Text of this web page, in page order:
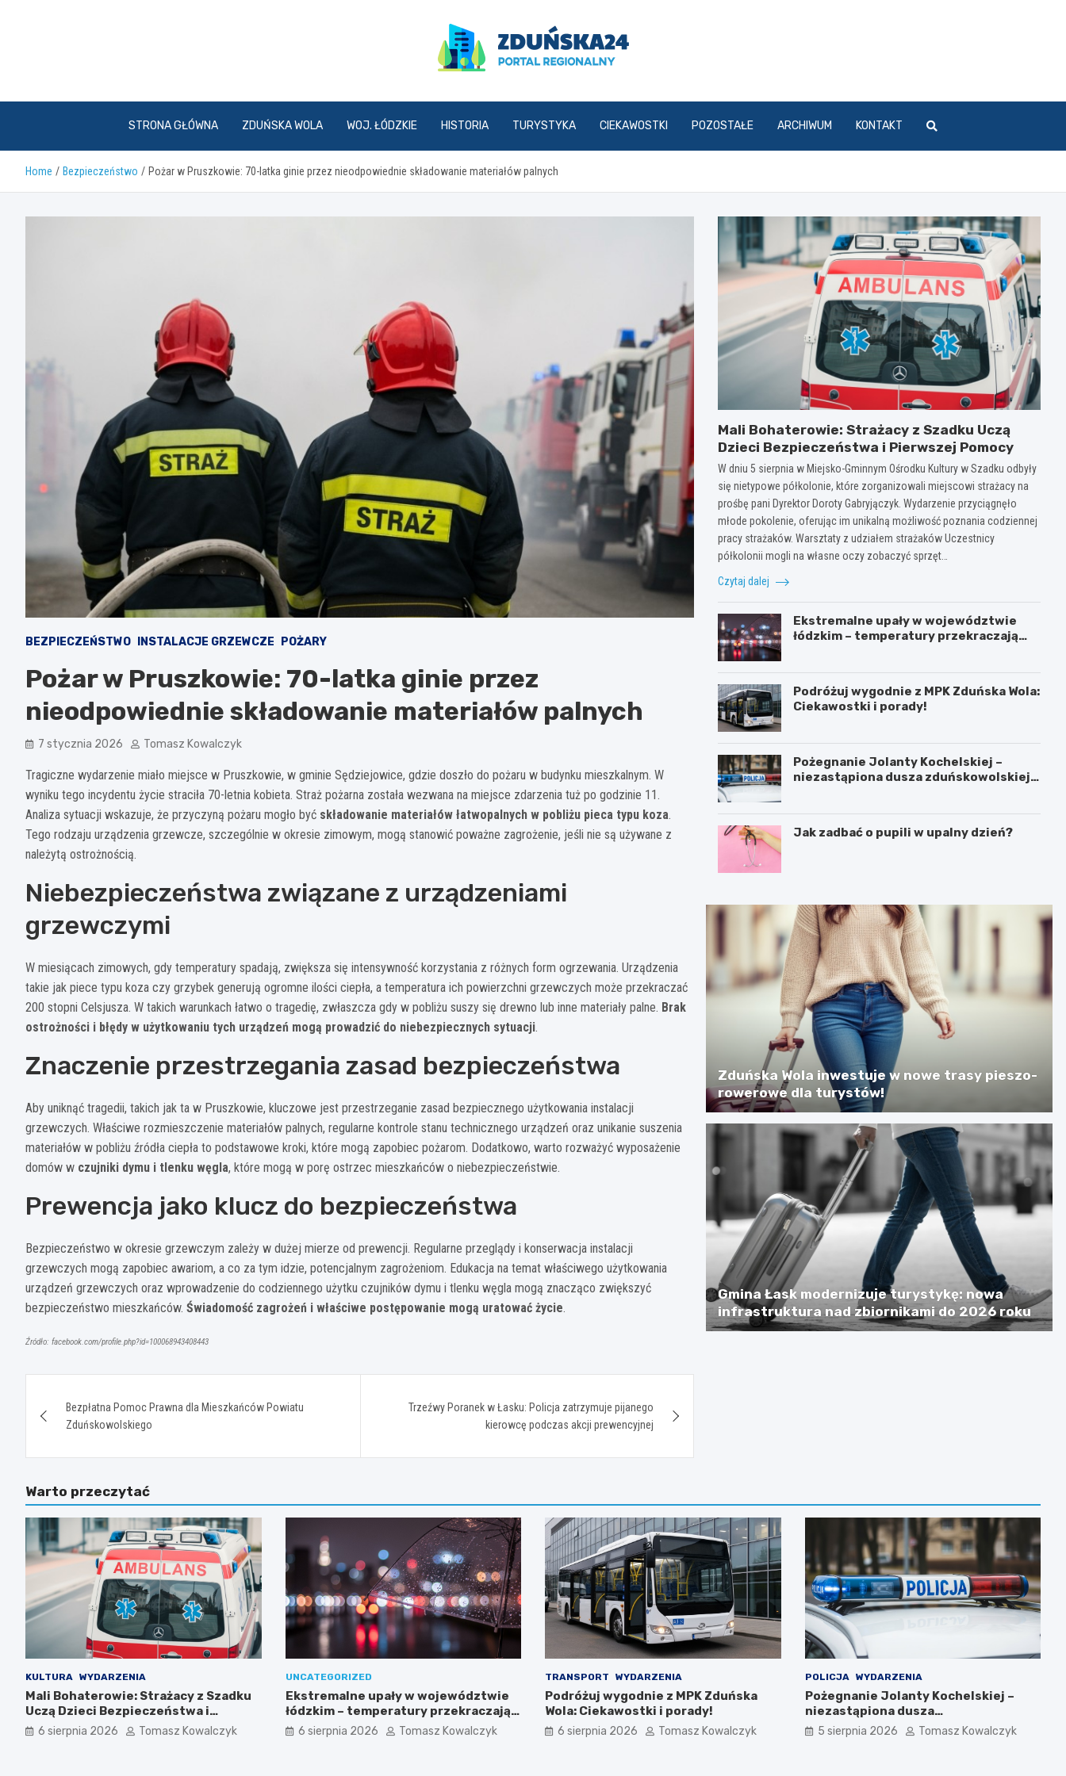
zdunska24.pl
STRONA GŁÓWNA ZDUŃSKA WOLA WOJ. ŁÓDZKIE HISTORIA TURYSTYKA CIEKAWOSTKI POZOSTAŁE ARCHIWUM KONTAKT
Home Bezpieczeństwo Pożar w Pruszkowie: 70-latka ginie przez nieodpowiednie składowanie materiałów palnych
BEZPIECZEŃSTWO INSTALACJE GRZEWCZE POŻARY
Pożar w Pruszkowie: 70-latka ginie przez
nieodpowiednie składowanie materiałów palnych
7 stycznia 2026 Tomasz Kowalczyk
Tragiczne wydarzenie miało miejsce w Pruszkowie, w gminie Sędziejowice, gdzie doszło do pożaru w budynku mieszkalnym. W
wyniku tego incydentu życie straciła 70-letnia kobieta. Straż pożarna została wezwana na miejsce zdarzenia tuż po godzinie 11.
Analiza sytuacji wskazuje, że przyczyną pożaru mogło być składowanie materiałów łatwopalnych w pobliżu pieca typu koza.
Tego rodzaju urządzenia grzewcze, szczególnie w okresie zimowym, mogą stanowić poważne zagrożenie, jeśli nie są używane z
należytą ostrożnością.
Niebezpieczeństwa związane z urządzeniami
grzewczymi
W miesiącach zimowych, gdy temperatury spadają, zwiększa się intensywność korzystania z różnych form ogrzewania. Urządzenia
takie jak piece typu koza czy grzybek generują ogromne ilości ciepła, a temperatura ich powierzchni grzewczych może przekraczać
200 stopni Celsjusza. W takich warunkach łatwo o tragedię, zwłaszcza gdy w pobliżu suszy się drewno lub inne materiały palne. Brak
ostrożności i błędy w użytkowaniu tych urządzeń mogą prowadzić do niebezpiecznych sytuacji.
Znaczenie przestrzegania zasad bezpieczeństwa
Aby uniknąć tragedii, takich jak ta w Pruszkowie, kluczowe jest przestrzeganie zasad bezpiecznego użytkowania instalacji
grzewczych. Właściwe rozmieszczenie materiałów palnych, regularne kontrole stanu technicznego urządzeń oraz unikanie suszenia
materiałów w pobliżu źródła ciepła to podstawowe kroki, które mogą zapobiec pożarom. Dodatkowo, warto rozważyć wyposażenie
domów w czujniki dymu i tlenku węgla, które mogą w porę ostrzec mieszkańców o niebezpieczeństwie.
Prewencja jako klucz do bezpieczeństwa
Bezpieczeństwo w okresie grzewczym zależy w dużej mierze od prewencji. Regularne przeglądy i konserwacja instalacji
grzewczych mogą zapobiec awariom, a co za tym idzie, potencjalnym zagrożeniom. Edukacja na temat właściwego użytkowania
urządzeń grzewczych oraz wprowadzenie do codziennego użytku czujników dymu i tlenku węgla mogą znacząco zwiększyć
bezpieczeństwo mieszkańców. Świadomość zagrożeń i właściwe postępowanie mogą uratować życie.
Źródło: facebook.com/profile.php?id=100068943408443
wpisuBezpłatna Pomoc Prawna dla Mieszkańców Powiatu
Zduńskowolskiego
Trzeźwy Poranek w Łasku: Policja zatrzymuje pijanego
kierowcę podczas akcji prewencyjnej
Mali Bohaterowie: Strażacy z Szadku Uczą
Dzieci Bezpieczeństwa i Pierwszej Pomocy
W dniu 5 sierpnia w Miejsko-Gminnym Ośrodku Kultury w Szadku odbyły
się nietypowe półkolonie, które zorganizowali miejscowi strażacy na
prośbę pani Dyrektor Doroty Gabryjączyk. Wydarzenie przyciągnęło
młode pokolenie, oferując im unikalną możliwość poznania codziennej
pracy strażaków. Warsztaty z udziałem strażaków Uczestnicy
półkolonii mogli na własne oczy zobaczyć sprzęt…
Czytaj dalej
Ekstremalne upały w województwie
łódzkim – temperatury przekraczają
Podróżuj wygodnie z MPK Zduńska Wola:
Ciekawostki i porady!
Pożegnanie Jolanty Kochelskiej –
niezastąpiona dusza zduńskowolskiej
Jak zadbać o pupili w upalny dzień?
Zduńska Wola inwestuje w nowe trasy pieszo-
rowerowe dla turystów!
Gmina Łask modernizuje turystykę: nowa
infrastruktura nad zbiornikami do 2026 roku
Warto przeczytać
KULTURA WYDARZENIA
Mali Bohaterowie: Strażacy z Szadku
Uczą Dzieci Bezpieczeństwa i
Pierwszej Pomocy
6 sierpnia 2026 Tomasz Kowalczyk
UNCATEGORIZED
Ekstremalne upały w województwie
łódzkim – temperatury przekraczają
35ºC!
6 sierpnia 2026 Tomasz Kowalczyk
TRANSPORT WYDARZENIA
Podróżuj wygodnie z MPK Zduńska
Wola: Ciekawostki i porady!
6 sierpnia 2026 Tomasz Kowalczyk
POLICJA WYDARZENIA
Pożegnanie Jolanty Kochelskiej –
niezastąpiona dusza
zduńskowolskiej policji wśród
wspomnień i podziękowań
5 sierpnia 2026 Tomasz Kowalczyk